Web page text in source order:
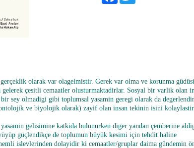
olarak var olagelmistir. Gerek var olma ve korunma
çesitli cemaatler olusturmaktadirlar. Sosyal bir varlik olan
sey olmadigi gibi toplumsal yasamin geregi olarak da
ve biyolojik olarak) zayif olan insan tekinin isini
gelisimine katkida bulunurken diger yandan çemberine
güçlendikçe de toplumun büyük kesimi için tehdit haline
islevlerinden dolayidir ki cemaatler/gruplar daima gündemin